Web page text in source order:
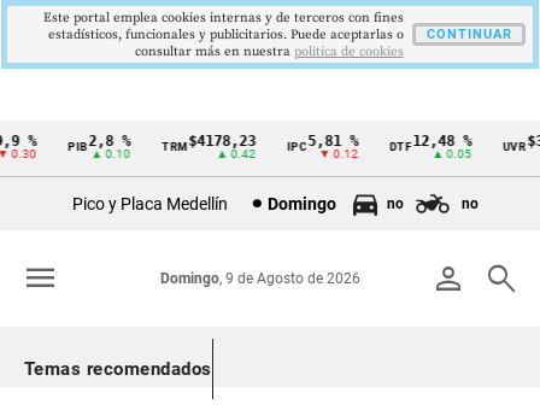
Cintillo
Colombia
% PIB2,8 %
▲ 0.10
TRM$4178,23
▲ 0.42
5,81 %
▼ 0.12
DTF12,48 %
▲ 0.05
UVR
Pico y Placa Medellín Domingo no no
person search
Domingo, 9 de Agosto de 2026
menu
Temas recomendados
Este portal emplea cookies internas y de terceros con fines
estadísticos, funcionales y publicitarios. Puede aceptarlas o
consultar más en nuestra politica de cookies
CONTINUAR